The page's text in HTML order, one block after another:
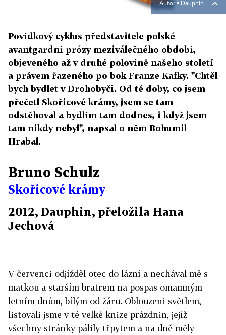
Autor ▪ Dauphin
Povídkový cyklus představitele polské
avantgardní prózy meziválečného období,
objeveného až v druhé polovině našeho století
a právem řazeného po bok Franze Kafky. "Chtěl
bych bydlet v Drohobyči. Od té doby, co jsem
přečetl Skořicové krámy, jsem se tam
odstěhoval a bydlím tam dodnes, i když jsem
tam nikdy nebyl", napsal o něm Bohumil
Hrabal.
Bruno Schulz
Skořicové krámy
2012, Dauphin, přeložila Hana
Jechová
V červenci odjížděl otec do lázní a nechával mě s
matkou a starším bratrem na pospas omamným
letním dnům, bílým od žáru. Oblouzeni světlem,
listovali jsme v té velké knize prázdnin, jejíž
všechny stránky pálily třpytem a na dně měly